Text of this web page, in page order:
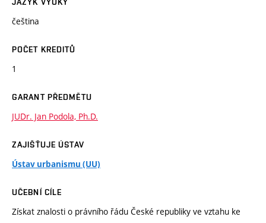
JAZYK VÝUKY
čeština
POČET KREDITŮ
1
GARANT PŘEDMĚTU
JUDr. Jan Podola, Ph.D.
ZAJIŠŤUJE ÚSTAV
Ústav urbanismu (UU)
UČEBNÍ CÍLE
Získat znalosti o právního řádu České republiky ve vztahu ke